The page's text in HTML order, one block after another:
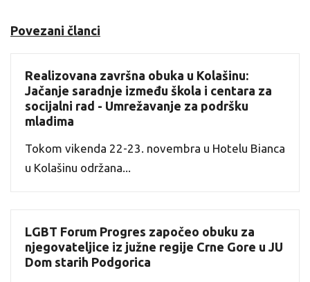
Povezani članci
Realizovana završna obuka u Kolašinu:
Jačanje saradnje između škola i centara za
socijalni rad - Umrežavanje za podršku
mladima
Tokom vikenda 22-23. novembra u Hotelu Bianca
u Kolašinu održana...
LGBT Forum Progres započeo obuku za
njegovateljice iz južne regije Crne Gore u JU
Dom starih Podgorica